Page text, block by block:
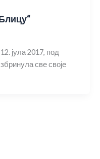
јула 2017, под
све своје